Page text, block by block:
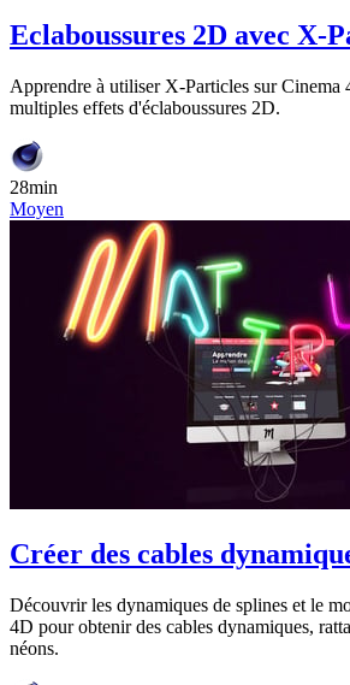
Eclaboussures 2D avec X-
Apprendre à utiliser X-Particles sur Cinema
multiples effets d'éclaboussures 2D.
28min
Moyen
Créer des cables
Découvrir les dynamiques de splines et le
4D pour obtenir des cables dynamiques,
néons.